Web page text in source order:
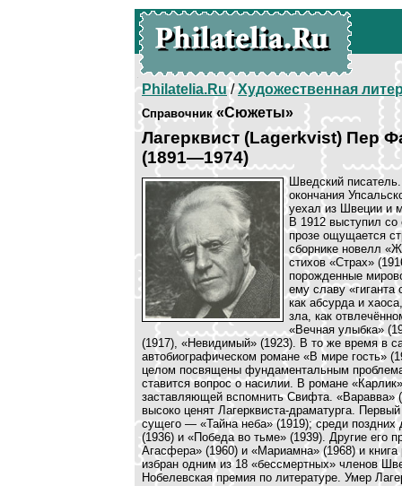
Philatelia.Ru/Художественная
Справочник«Сюжеты»
Лагерквист (Lagerkvist) Пер
(1891—1974)
Шведский
окончания
уехал из Швеции и
В 1912 выступил
прозе ощущается
сборнике новелл
стихов «Страх»
порожденные
ему славу «гиганта
как абсурда и
зла, как
«Вечная улыбка»
(1917), «Невидимый» (1923). В то же время в
автобиографическом романе «В мире гость»
целом посвящены фундаментальным
ставится вопрос о насилии. В романе
заставляющей вспомнить Свифта. «Варавва»
высоко ценят Лагерквиста-драматурга.
сущего — «Тайна неба» (1919); среди
(1936) и «Победа во тьме» (1939). Другие его
Агасфера» (1960) и «Мариамна» (1968) и
избран одним из 18 «бессмертных» членов
Нобелевская премия по литературе. Умер